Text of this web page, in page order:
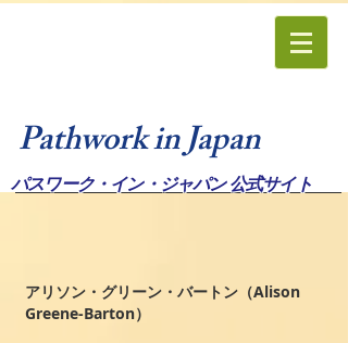
Pathwork in Japan
パスワーク・イン・ジャパン 公式サイト
アリソン・グリーン・バートン（Alison
Greene-Barton）